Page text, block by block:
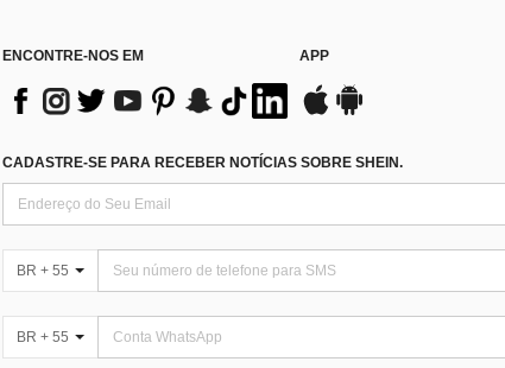
ENCONTRE-NOS EM APP
CADASTRE-SE PARA RECEBER NOTÍCIAS SOBRE SHEIN.
BR + 55
BR + 55